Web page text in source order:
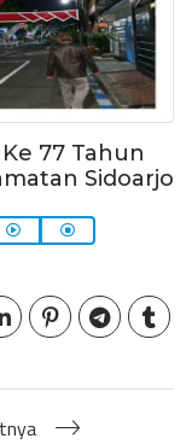
77 Tahun
Sidoarjo